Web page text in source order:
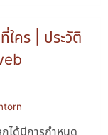
ใคร | ประวัติ
ได้มีการกำหนด